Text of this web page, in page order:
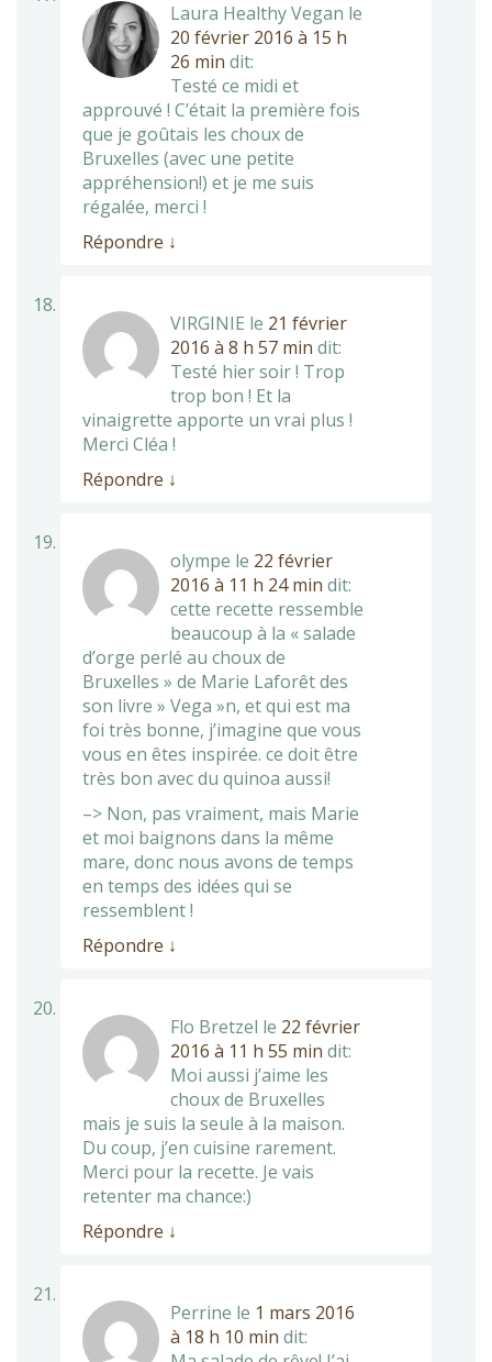
Laura Healthy Vegan le
20 février 2016 à 15 h
26 min dit:
Testé ce midi et
approuvé ! C’était la première fois
que je goûtais les choux de
Bruxelles (avec une petite
appréhension!) et je me suis
régalée, merci !
Répondre ↓
VIRGINIE le 21 février
2016 à 8 h 57 min dit:
Testé hier soir ! Trop
trop bon ! Et la
vinaigrette apporte un vrai plus !
Merci Cléa !
Répondre ↓
olympe le 22 février
2016 à 11 h 24 min dit:
cette recette ressemble
beaucoup à la « salade
d’orge perlé au choux de
Bruxelles » de Marie Laforêt des
son livre » Vega »n, et qui est ma
foi très bonne, j’imagine que vous
vous en êtes inspirée. ce doit être
très bon avec du quinoa aussi!
–> Non, pas vraiment, mais Marie
et moi baignons dans la même
mare, donc nous avons de temps
en temps des idées qui se
ressemblent !
Répondre ↓
Flo Bretzel le 22 février
2016 à 11 h 55 min dit:
Moi aussi j’aime les
choux de Bruxelles
mais je suis la seule à la maison.
Du coup, j’en cuisine rarement.
Merci pour la recette. Je vais
retenter ma chance:)
Répondre ↓
Perrine le 1 mars 2016
à 18 h 10 min dit: